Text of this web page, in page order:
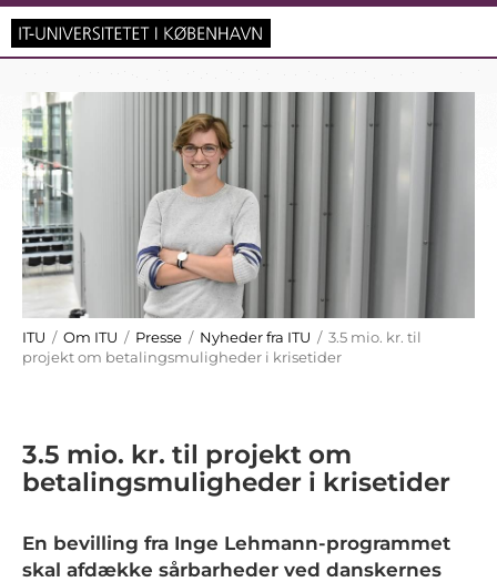
ITU / Om ITU / Presse / Nyheder fra ITU / 3.5 mio. kr. til
projekt om betalingsmuligheder i krisetider
3.5 mio. kr. til projekt om
betalingsmuligheder i krisetider
En bevilling fra Inge Lehmann-programmet
skal afdække sårbarheder ved danskernes